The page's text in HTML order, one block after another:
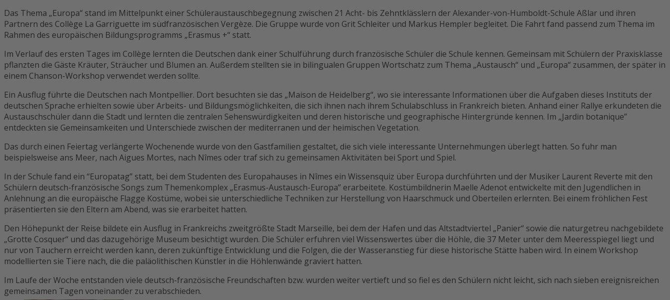
Das Thema „Europa“ stand im Mittelpunkt einer Schüleraustauschbegegnung zwischen 21 Acht- bis Zehntklässlern der Alexander-von-Humboldt-Schule Aßlar und ihren
Partnern des Collège La Garriguette im südfranzösischen Vergèze. Die Gruppe wurde von Grit Schleiter und Markus Hempler begleitet. Die Fahrt fand passend zum Thema im
Rahmen des europäischen Bildungsprogramms „Erasmus +“ statt.
Im Verlauf des ersten Tages im Collège lernten die Deutschen dank einer Schulführung durch französische Schüler die Schule kennen. Gemeinsam mit Schülern der Praxisklasse
pflanzten die Gäste Kräuter, Sträucher und Blumen an. Außerdem stellten sie in bilingualen Gruppen Wortschatz zum Thema „Austausch“ und „Europa“ zusammen, der später in
einem Chanson-Workshop verwendet werden sollte.
Ein Ausflug führte die Deutschen nach Montpellier. Dort besuchten sie das „Maison de Heidelberg“, wo sie interessante Informationen über die Aufgaben dieses Instituts der
deutschen Sprache erhielten sowie über Arbeits- und Bildungsmöglichkeiten, die sich ihnen nach ihrem Schulabschluss in Frankreich bieten. Anhand einer Rallye erkundeten die
Austauschschüler dann die Stadt und lernten die zentralen Sehenswürdigkeiten und deren historische und geographische Hintergründe kennen. Im „Jardin botanique”
entdeckten sie Gemeinsamkeiten und Unterschiede zwischen der mediterranen und der heimischen Vegetation.
Das durch einen Feiertag verlängerte Wochenende wurde von den Gastfamilien gestaltet, die sich viele interessante Unternehmungen überlegt hatten. So fuhr man
beispielsweise ans Meer, nach Aigues Mortes, nach Nîmes oder traf sich zu gemeinsamen Aktivitäten bei Sport und Spiel.
In der Schule fand ein “Europatag” statt, bei dem Studenten des Europahauses in Nîmes ein Wissensquiz über Europa durchführten und der Musiker Laurent Reverte mit den
Schülern deutsch-französische Songs zum Themenkomplex „Erasmus-Austausch-Europa” erarbeitete. Kostümbildnerin Maelle Adenot entwickelte mit den Jugendlichen in
Anlehnung an die europäische Flagge Kostüme, wobei sie unterschiedliche Techniken zur Herstellung von Haarschmuck und Oberteilen erlernten. Bei einem fröhlichen Fest
präsentierten sie den Eltern am Abend, was sie erarbeitet hatten.
Den Höhepunkt der Reise bildete ein Ausflug in Frankreichs zweitgrößte Stadt Marseille, bei dem der Hafen und das Altstadtviertel „Panier“ sowie die naturgetreu nachgebildete
„Grotte Cosquer“ und das dazugehörige Museum besichtigt wurden. Die Schüler erfuhren viel Wissenswertes über die Höhle, die 37 Meter unter dem Meeresspiegel liegt und
nur von Tauchern erreicht werden kann, deren zukünftige Entwicklung und die Folgen, die der Wasseranstieg für diese historische Stätte haben wird. In einem Workshop
modellierten sie Tiere nach, die die paläolithischen Künstler in die Höhlenwände graviert hatten.
Im Laufe der Woche entstanden viele deutsch-französische Freundschaften bzw. wurden weiter vertieft und so fiel es den Schülern nicht leicht, sich nach sieben ereignisreichen
gemeinsamen Tagen voneinander zu verabschieden.